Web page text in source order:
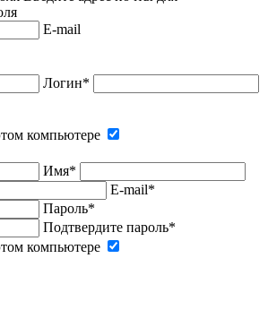
E-mail
Логин*
компьютере
Имя*
E-mail*
Пароль*
Подтвердите пароль*
компьютере